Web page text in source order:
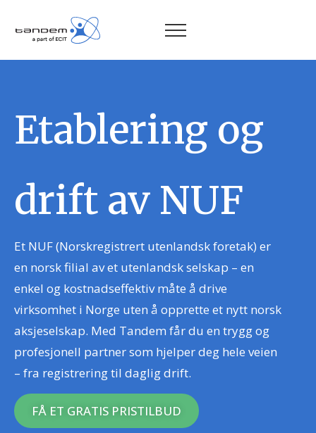
Etablering og
drift av NUF
Et NUF (Norskregistrert utenlandsk foretak) er
en norsk filial av et utenlandsk selskap – en
enkel og kostnadseffektiv måte å drive
virksomhet i Norge uten å opprette et nytt norsk
aksjeselskap. Med Tandem får du en trygg og
profesjonell partner som hjelper deg hele veien
– fra registrering til daglig drift.
FÅ ET GRATIS PRISTILBUD